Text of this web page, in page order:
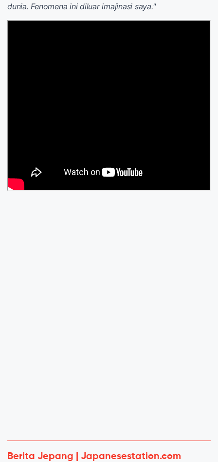
dunia. Fenomena ini diluar imajinasi saya."
Berita Jepang | Japanesestation.com